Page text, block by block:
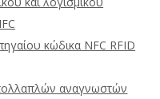
κώδικα NFC RFID
αναγνωστών